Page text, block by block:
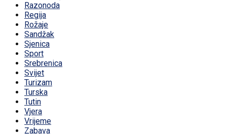
Razonoda
Regija
Rožaje
Sandžak
Sjenica
Sport
Srebrenica
Svijet
Turizam
Turska
Tutin
Vjera
Vrijeme
Zabava